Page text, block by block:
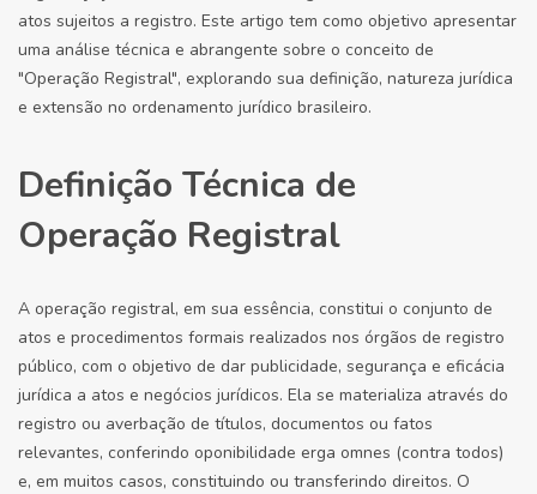
atos sujeitos a registro. Este artigo tem como objetivo apresentar
uma análise técnica e abrangente sobre o conceito de
"Operação Registral", explorando sua definição, natureza jurídica
e extensão no ordenamento jurídico brasileiro.
Definição Técnica de
Operação Registral
A operação registral, em sua essência, constitui o conjunto de
atos e procedimentos formais realizados nos órgãos de registro
público, com o objetivo de dar publicidade, segurança e eficácia
jurídica a atos e negócios jurídicos. Ela se materializa através do
registro ou averbação de títulos, documentos ou fatos
relevantes, conferindo oponibilidade erga omnes (contra todos)
e, em muitos casos, constituindo ou transferindo direitos. O